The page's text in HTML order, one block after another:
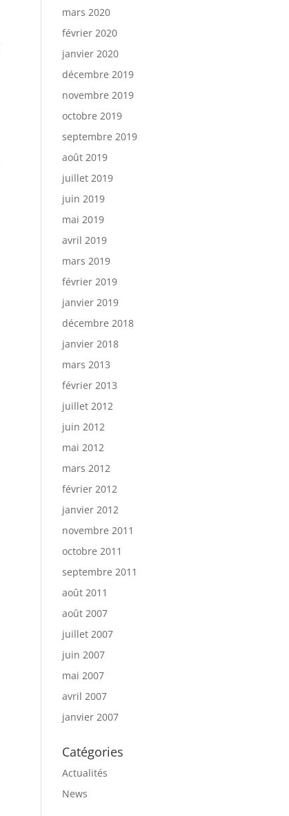
mars 2020
février 2020
janvier 2020
décembre 2019
novembre 2019
octobre 2019
septembre 2019
août 2019
juillet 2019
juin 2019
mai 2019
avril 2019
mars 2019
février 2019
janvier 2019
décembre 2018
janvier 2018
mars 2013
février 2013
juillet 2012
juin 2012
mai 2012
mars 2012
février 2012
janvier 2012
novembre 2011
octobre 2011
septembre 2011
août 2011
août 2007
juillet 2007
juin 2007
mai 2007
avril 2007
janvier 2007
Catégories
Actualités
News